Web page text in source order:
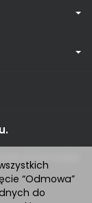
“Odmowa”
do